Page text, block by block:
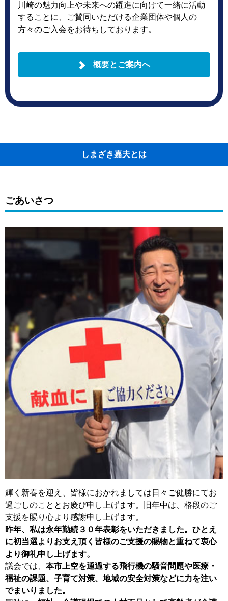
川崎の魅力向上や未来への躍進に向けて一緒に活動
することに、ご賛同いただける企業団体や個人の
方々のご入会をお待ちしております。
概要とご案内へ
しまざき嘉夫とは
ごあいさつ
輝く新春を迎え、皆様におかれましては日々ご健勝にてお
過ごしのこととお慶び申し上げます。旧年中は、格段のご
支援を賜り心より感謝申し上げます。
昨年、私は永年勤続３０年表彰をいただきました。ひとえ
に初当選よりお支え頂く皆様のご支援の賜物と重ねて衷心
より御礼申し上げます。
議会では、 本市上空を通過する飛行機の騒音問題や医療・
福祉の課題、子育て対策、地域の安全対策などに力を注い
でまいりました。